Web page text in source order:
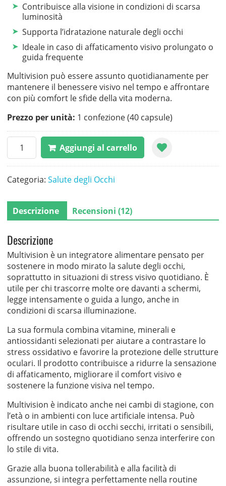
Contribuisce alla visione in condizioni di scarsa
luminosità
Supporta l’idratazione naturale degli occhi
Ideale in caso di affaticamento visivo prolungato o
guida frequente
Multivision può essere assunto quotidianamente per
mantenere il benessere visivo nel tempo e affrontare
con più comfort le sfide della vita moderna.
Prezzo per unità: 1 confezione (40 capsule)
Multivision
quantità
Aggiungi al carrello
Categoria: Salute degli Occhi
Descrizione Recensioni (12)
Descrizione
Multivision è un integratore alimentare pensato per
sostenere in modo mirato la salute degli occhi,
soprattutto in situazioni di stress visivo quotidiano. È
utile per chi trascorre molte ore davanti a schermi,
legge intensamente o guida a lungo, anche in
condizioni di scarsa illuminazione.
La sua formula combina vitamine, minerali e
antiossidanti selezionati per aiutare a contrastare lo
stress ossidativo e favorire la protezione delle strutture
oculari. Il prodotto contribuisce a ridurre la sensazione
di affaticamento, migliorare il comfort visivo e
sostenere la funzione visiva nel tempo.
Multivision è indicato anche nei cambi di stagione, con
l’età o in ambienti con luce artificiale intensa. Può
risultare utile in caso di occhi secchi, irritati o sensibili,
offrendo un sostegno quotidiano senza interferire con
lo stile di vita.
Grazie alla buona tollerabilità e alla facilità di
assunzione, si integra perfettamente nella routine